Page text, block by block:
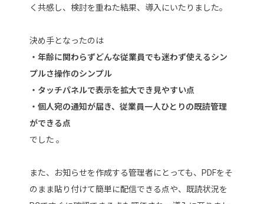
く共感し、検討を重ねた結果、導入にいたりました。
決め手となったのは
・年齢に関わらずどんな従業員でも迷わず使えるシン
プルさ操作のシンプル
・タッチパネルで表示を拡大でき見やすい点
・個人宛の通知が届き、従業員一人ひとりの既読管理
ができる点
でした 。
また、お知らせを作成する管理者にとっても、PDFをそ
のまま貼り付けて簡単に配信できる点や、既読状況を